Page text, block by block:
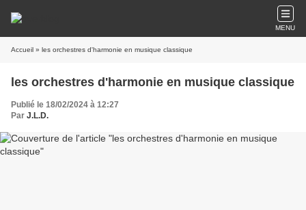
MENU
Accueil » les orchestres d'harmonie en musique classique
les orchestres d'harmonie en musique classique
Publié le 18/02/2024 à 12:27
Par J.L.D.